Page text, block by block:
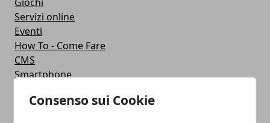
Consenso sui Cookie
Servizi online
Eventi
How To - Come Fare
CMS
Smartphone
Apple